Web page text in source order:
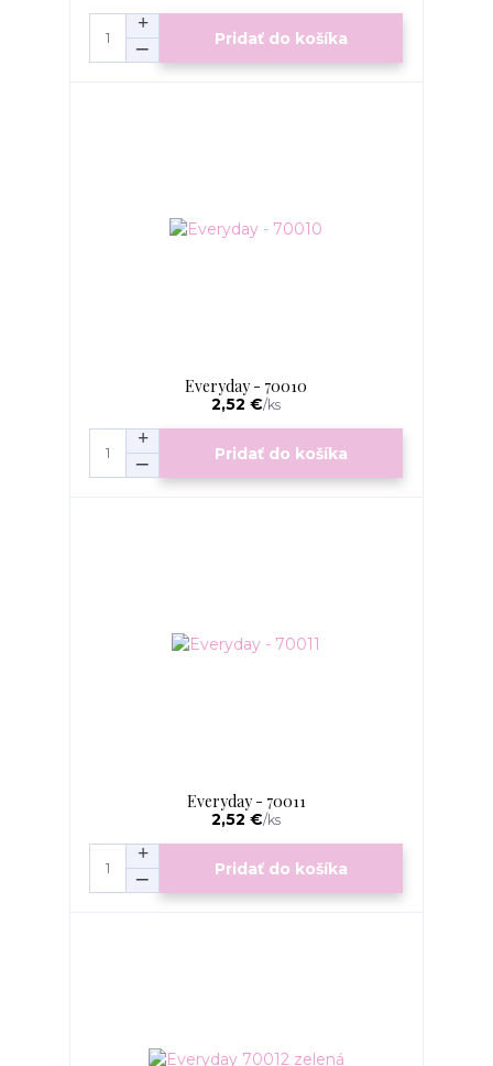
Pridať do košíka
Everyday - 70010
2,52 €/ks
Pridať do košíka
Everyday - 70011
2,52 €/ks
Pridať do košíka